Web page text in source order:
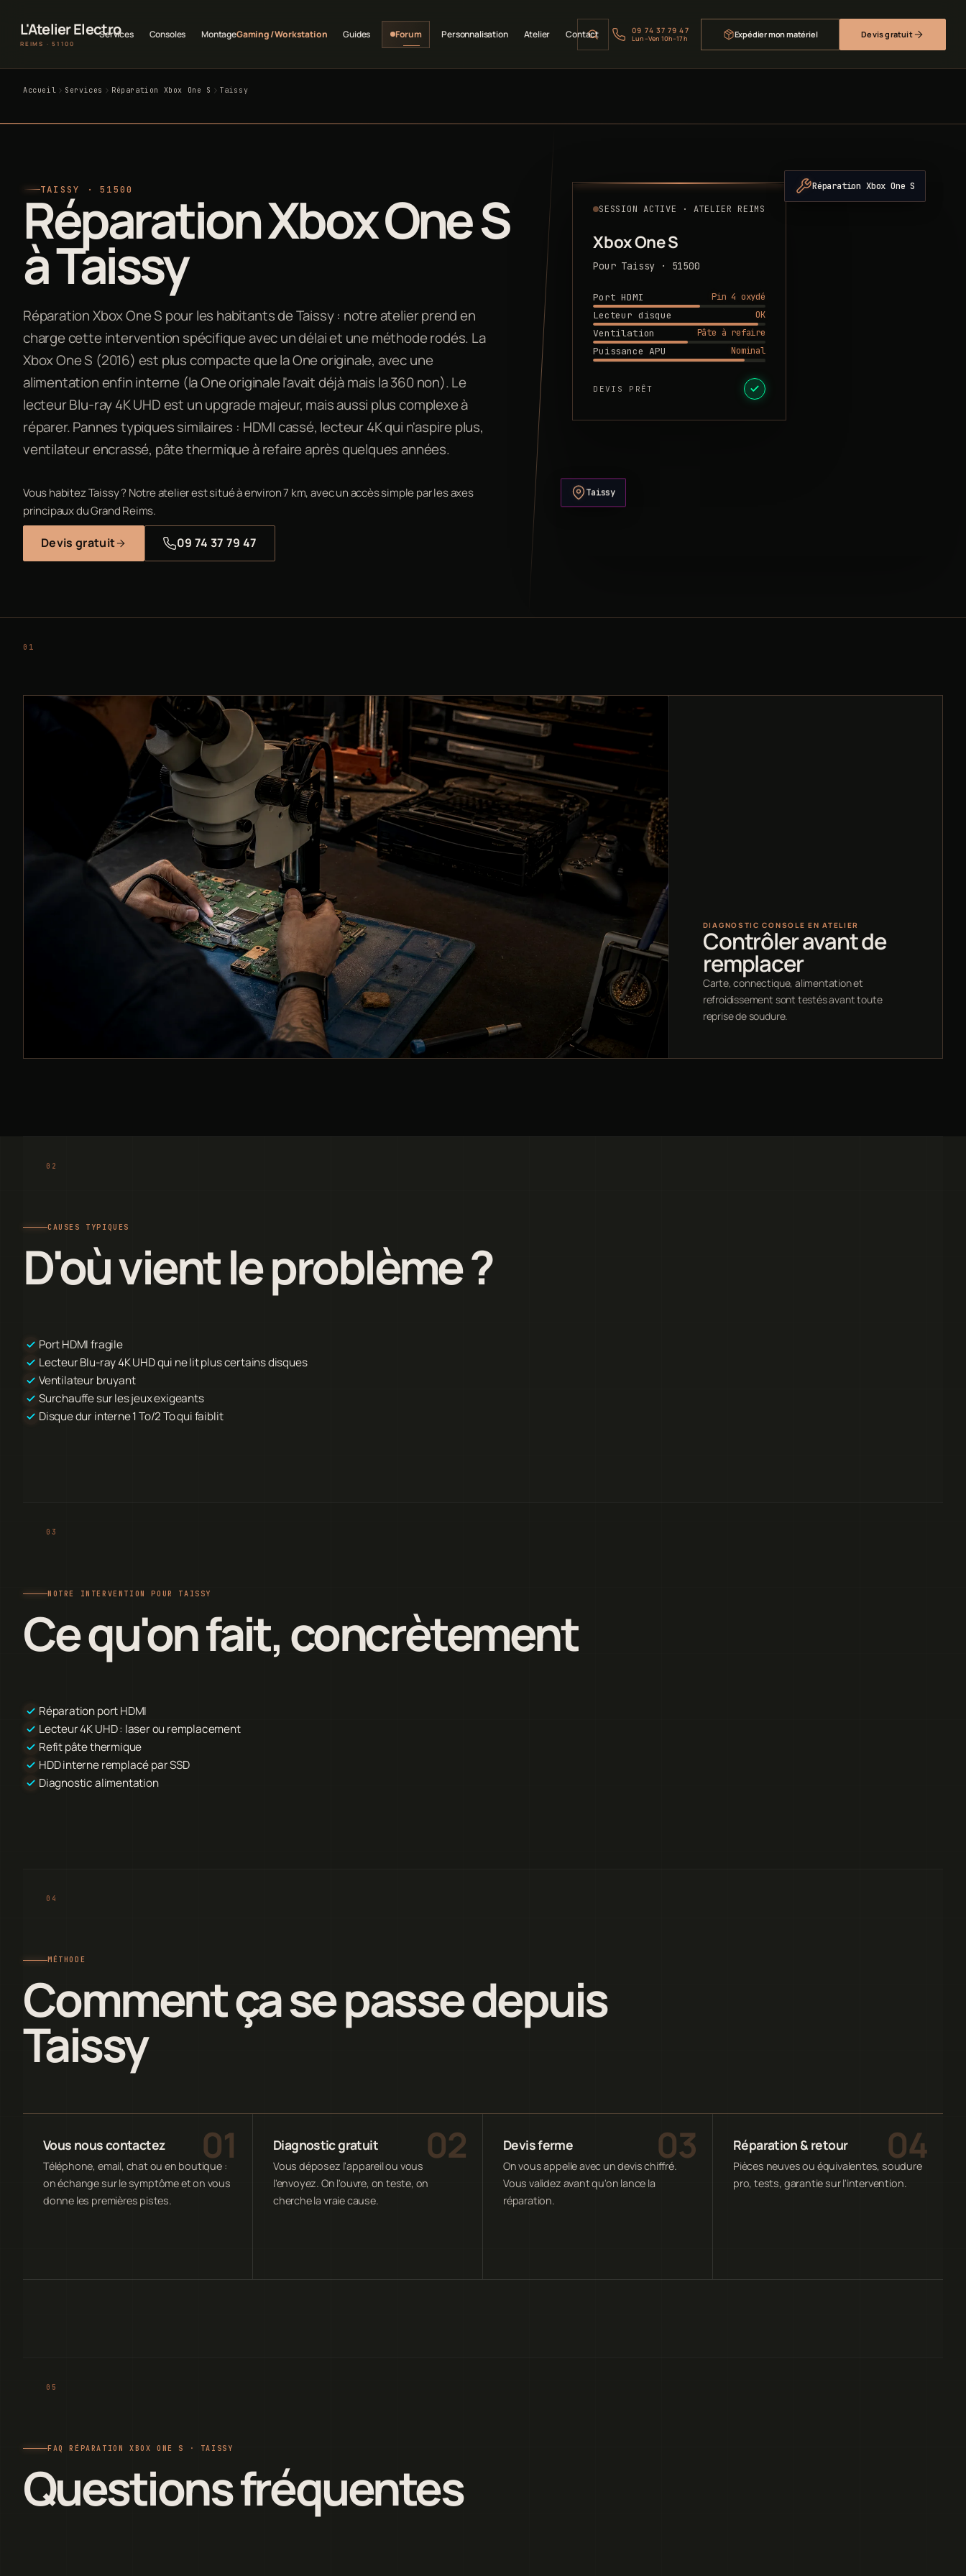
L'Atelier Electro
REIMS · 51100
Services Consoles MontageGaming / Workstation Guides Forum Personnalisation Atelier Contact 09 74 37 79 47
Lun–Ven 10h–17h Expédier mon matériel Devis gratuit
Accueil Services Réparation Xbox One S Taissy
TAISSY · 51500
Réparation Xbox One S
à Taissy
Réparation Xbox One S pour les habitants de Taissy : notre atelier prend en
charge cette intervention spécifique avec un délai et une méthode rodés. La
Xbox One S (2016) est plus compacte que la One originale, avec une
alimentation enfin interne (la One originale l'avait déjà mais la 360 non). Le
lecteur Blu-ray 4K UHD est un upgrade majeur, mais aussi plus complexe à
réparer. Pannes typiques similaires : HDMI cassé, lecteur 4K qui n'aspire plus,
ventilateur encrassé, pâte thermique à refaire après quelques années.
Vous habitez Taissy ? Notre atelier est situé à environ 7 km, avec un accès simple par les axes
principaux du Grand Reims.
Devis gratuit 09 74 37 79 47
SESSION ACTIVE · ATELIER REIMS
Xbox One S
Pour Taissy · 51500
Port HDMI
Pin 4 oxydé
Lecteur disque
OK
Ventilation
Pâte à refaire
Puissance APU
Nominal
DEVIS PRÊT
Réparation Xbox One S
Taissy
DIAGNOSTIC CONSOLE EN ATELIER
Contrôler avant de
remplacer
Carte, connectique, alimentation et
refroidissement sont testés avant toute
reprise de soudure.
CAUSES TYPIQUES
D'où vient le problème ?
Port HDMI fragile
Lecteur Blu-ray 4K UHD qui ne lit plus certains disques
Ventilateur bruyant
Surchauffe sur les jeux exigeants
Disque dur interne 1 To/2 To qui faiblit
NOTRE INTERVENTION POUR TAISSY
Ce qu'on fait, concrètement
Réparation port HDMI
Lecteur 4K UHD : laser ou remplacement
Refit pâte thermique
HDD interne remplacé par SSD
Diagnostic alimentation
MÉTHODE
Comment ça se passe depuis
Taissy
Vous nous contactez
Téléphone, email, chat ou en boutique :
on échange sur le symptôme et on vous
donne les premières pistes.
Diagnostic gratuit
Vous déposez l'appareil ou vous
l'envoyez. On l'ouvre, on teste, on
cherche la vraie cause.
Devis ferme
On vous appelle avec un devis chiffré.
Vous validez avant qu'on lance la
réparation.
Réparation & retour
Pièces neuves ou équivalentes, soudure
pro, tests, garantie sur l'intervention.
FAQ RÉPARATION XBOX ONE S · TAISSY
Questions fréquentes